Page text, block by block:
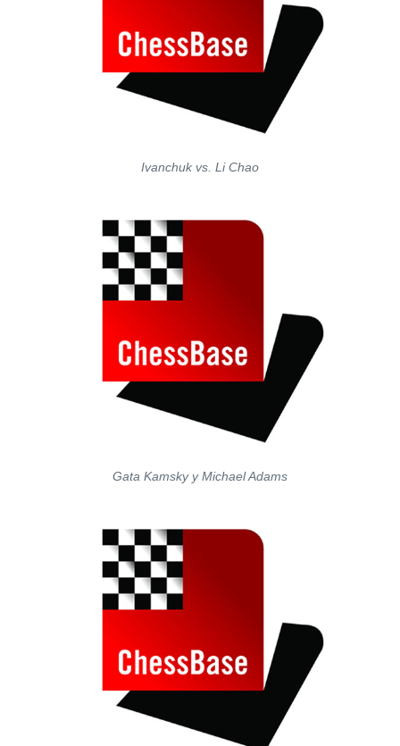
Ivanchuk vs. Li Chao
Gata Kamsky y Michael Adams